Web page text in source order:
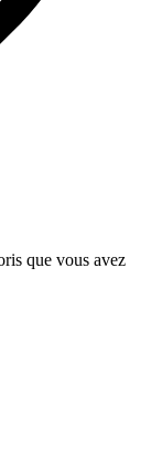
que vous avez